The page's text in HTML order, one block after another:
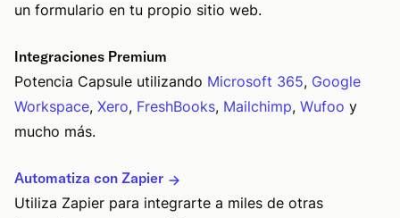
un formulario en tu propio sitio web.
Integraciones Premium
Potencia Capsule utilizando Microsoft 365, Google
Workspace, Xero, FreshBooks, Mailchimp, Wufoo y
mucho más.
Automatiza con Zapier
Utiliza Zapier para integrarte a miles de otras